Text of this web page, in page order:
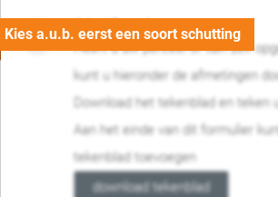
04. Afmetingen
Heeft u uw perceel of tuin zelf
kunt u hieronder de afmetingen
Download het tekenblad en teken
Aan het einde van dit formulier
tekenblad toevoegen
download tekenblad